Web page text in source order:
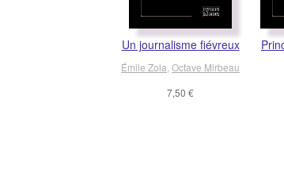
Un journalisme fiévreux
Émile Zola Octave Mirbeau
7,50 €